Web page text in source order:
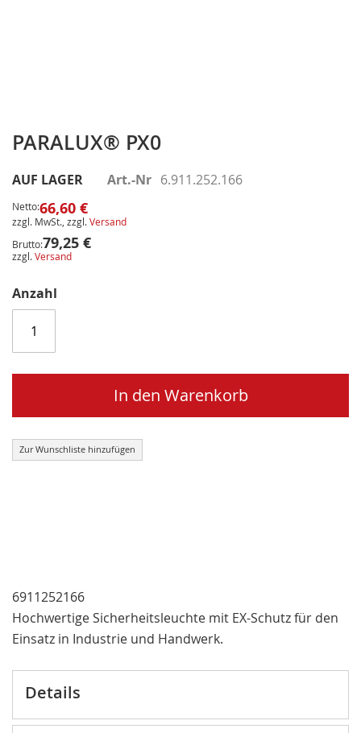
PARALUX® PX0
AUF LAGER Art.-Nr 6.911.252.166
Netto:66,60 €
zzgl. MwSt., zzgl.Versand
Brutto:79,25 €
zzgl.Versand
Anzahl
In den Warenkorb
Zur Wunschliste hinzufügen
6911252166
Hochwertige Sicherheitsleuchte mit EX-Schutz für den
Einsatz in Industrie und Handwerk.
Anfang
der
Bildergalerie
Details